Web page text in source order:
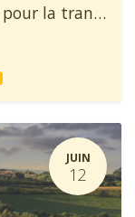
Pesticides et santé: quels enjeux pour la transition agroécologique ?
JUIN
12